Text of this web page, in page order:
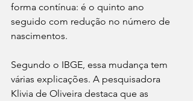
forma contínua: é o quinto ano
seguido com redução no número de
nascimentos.
Segundo o IBGE, essa mudança tem
várias explicações. A pesquisadora
Klivia de Oliveira destaca que as